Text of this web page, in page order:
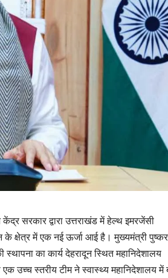
सरकार द्वारा उत्तराखंड में हेल्थ इमरजेंसी
क्षेत्र में एक नई ऊर्जा आई है। मुख्यमंत्री पुष्कर
का कार्य देहरादून स्थित महानिदेशालय
उच्च स्तरीय टीम ने स्वास्थ्य महानिदेशालय में